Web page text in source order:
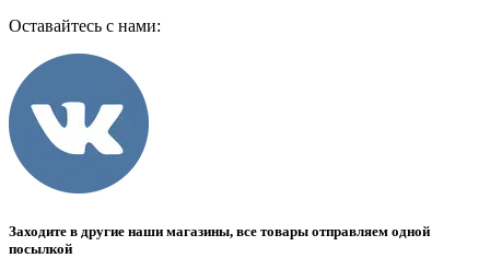
Оставайтесь с нами:
Заходите в другие наши магазины, все товары отправляем одной
посылкой